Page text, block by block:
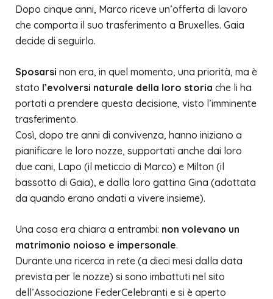
Dopo cinque anni, Marco riceve un’offerta di lavoro
che comporta il suo trasferimento a Bruxelles. Gaia
decide di seguirlo.
Sposarsi non era, in quel momento, una priorità, ma è
stato l’evolversi naturale della loro storia che li ha
portati a prendere questa decisione, visto l’imminente
trasferimento.
Così, dopo tre anni di convivenza, hanno iniziano a
pianificare le loro nozze, supportati anche dai loro
due cani, Lapo (il meticcio di Marco) e Milton (il
bassotto di Gaia), e dalla loro gattina Gina (adottata
da quando erano andati a vivere insieme).
Una cosa era chiara a entrambi: non volevano un
matrimonio noioso e impersonale.
Durante una ricerca in rete (a dieci mesi dalla data
prevista per le nozze) si sono imbattuti nel sito
dell’Associazione FederCelebranti e si è aperto